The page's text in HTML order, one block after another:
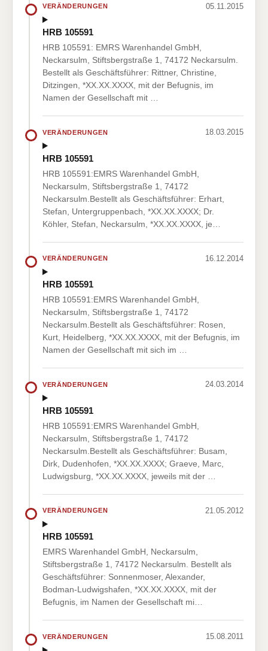
VERÄNDERUNGEN 05.11.2015
HRB 105591
HRB 105591: EMRS Warenhandel GmbH,
Neckarsulm, Stiftsbergstraße 1, 74172 Neckarsulm.
Bestellt als Geschäftsführer: Rittner, Christine,
Ditzingen, *XX.XX.XXXX, mit der Befugnis, im
Namen der Gesellschaft mit …
VERÄNDERUNGEN 18.03.2015
HRB 105591
HRB 105591:EMRS Warenhandel GmbH,
Neckarsulm, Stiftsbergstraße 1, 74172
Neckarsulm.Bestellt als Geschäftsführer: Erhart,
Stefan, Untergruppenbach, *XX.XX.XXXX; Dr.
Köhler, Stefan, Neckarsulm, *XX.XX.XXXX, je…
VERÄNDERUNGEN 16.12.2014
HRB 105591
HRB 105591:EMRS Warenhandel GmbH,
Neckarsulm, Stiftsbergstraße 1, 74172
Neckarsulm.Bestellt als Geschäftsführer: Rosen,
Kurt, Heidelberg, *XX.XX.XXXX, mit der Befugnis, im
Namen der Gesellschaft mit sich im …
VERÄNDERUNGEN 24.03.2014
HRB 105591
HRB 105591:EMRS Warenhandel GmbH,
Neckarsulm, Stiftsbergstraße 1, 74172
Neckarsulm.Bestellt als Geschäftsführer: Busam,
Dirk, Dudenhofen, *XX.XX.XXXX; Graeve, Marc,
Ludwigsburg, *XX.XX.XXXX, jeweils mit der …
VERÄNDERUNGEN 21.05.2012
HRB 105591
EMRS Warenhandel GmbH, Neckarsulm,
Stiftsbergstraße 1, 74172 Neckarsulm. Bestellt als
Geschäftsführer: Sonnenmoser, Alexander,
Bodman-Ludwigshafen, *XX.XX.XXXX, mit der
Befugnis, im Namen der Gesellschaft mi…
VERÄNDERUNGEN 15.08.2011